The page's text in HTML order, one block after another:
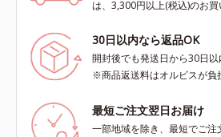
は、3,300円以上(税込)のお
30日以内なら返品OK
開封後でも発送日から30日
※商品返送料はオルビスが負
最短ご注文翌日お届け
一部地域を除き、最短でご注